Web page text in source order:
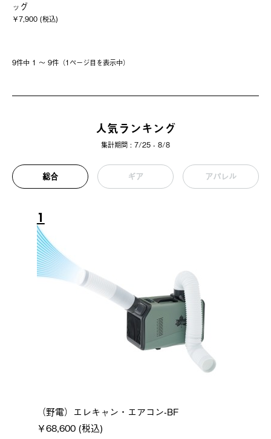
ッグ
￥7,900 (税込)
9件中 1 〜 9件（1ページ⽬を表⽰中）
人気ランキング
集計期間 : 7/25 - 8/8
総合 ギア アパレル
1
（野電）エレキャン・エアコン-BF
￥68,600 (税込)